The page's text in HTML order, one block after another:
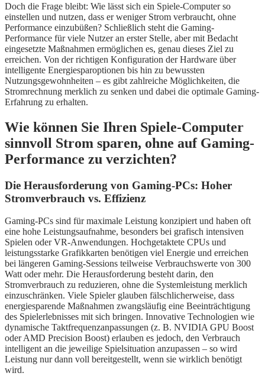
Doch die Frage bleibt: Wie lässt sich ein Spiele-Computer so
einstellen und nutzen, dass er weniger Strom verbraucht, ohne
Performance einzubüßen? Schließlich steht die Gaming-
Performance für viele Nutzer an erster Stelle, aber mit Bedacht
eingesetzte Maßnahmen ermöglichen es, genau dieses Ziel zu
erreichen. Von der richtigen Konfiguration der Hardware über
intelligente Energiesparoptionen bis hin zu bewussten
Nutzungsgewohnheiten – es gibt zahlreiche Möglichkeiten, die
Stromrechnung merklich zu senken und dabei die optimale Gaming-
Erfahrung zu erhalten.
Wie können Sie Ihren Spiele-Computer
sinnvoll Strom sparen, ohne auf Gaming-
Performance zu verzichten?
Die Herausforderung von Gaming-PCs: Hoher
Stromverbrauch vs. Effizienz
Gaming-PCs sind für maximale Leistung konzipiert und haben oft
eine hohe Leistungsaufnahme, besonders bei grafisch intensiven
Spielen oder VR-Anwendungen. Hochgetaktete CPUs und
leistungsstarke Grafikkarten benötigen viel Energie und erreichen
bei längeren Gaming-Sessions teilweise Verbrauchswerte von 300
Watt oder mehr. Die Herausforderung besteht darin, den
Stromverbrauch zu reduzieren, ohne die Systemleistung merklich
einzuschränken. Viele Spieler glauben fälschlicherweise, dass
energiesparende Maßnahmen zwangsläufig eine Beeinträchtigung
des Spielerlebnisses mit sich bringen. Innovative Technologien wie
dynamische Taktfrequenzanpassungen (z. B. NVIDIA GPU Boost
oder AMD Precision Boost) erlauben es jedoch, den Verbrauch
intelligent an die jeweilige Spielsituation anzupassen – so wird
Leistung nur dann voll bereitgestellt, wenn sie wirklich benötigt
wird.